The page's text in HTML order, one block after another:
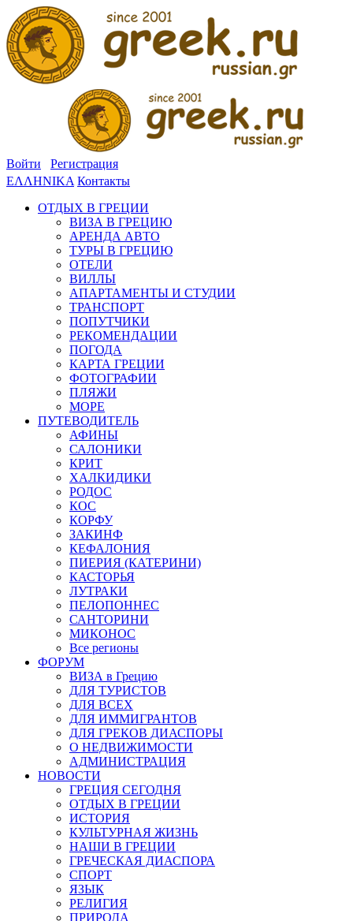
Войти
Регистрация
ΕΛΛΗΝΙΚΑ Контакты
ОТДЫХ В ГРЕЦИИ
ВИЗА В ГРЕЦИЮ
АРЕНДА АВТО
ТУРЫ В ГРЕЦИЮ
ОТЕЛИ
ВИЛЛЫ
АПАРТАМЕНТЫ И СТУДИИ
ТРАНСПОРТ
ПОПУТЧИКИ
РЕКОМЕНДАЦИИ
ПОГОДА
КАРТА ГРЕЦИИ
ФОТОГРАФИИ
ПЛЯЖИ
МОРЕ
ПУТЕВОДИТЕЛЬ
АФИНЫ
САЛОНИКИ
КРИТ
ХАЛКИДИКИ
РОДОС
КОС
КОРФУ
ЗАКИНФ
КЕФАЛОНИЯ
ПИЕРИЯ (КАТЕРИНИ)
КАСТОРЬЯ
ЛУТРАКИ
ПЕЛОПОННЕС
САНТОРИНИ
МИКОНОС
Все регионы
ФОРУМ
ВИЗА в Грецию
ДЛЯ ТУРИСТОВ
ДЛЯ ВСЕХ
ДЛЯ ИММИГРАНТОВ
ДЛЯ ГРЕКОВ ДИАСПОРЫ
О НЕДВИЖИМОСТИ
АДМИНИСТРАЦИЯ
НОВОСТИ
ГРЕЦИЯ СЕГОДНЯ
ОТДЫХ В ГРЕЦИИ
ИСТОРИЯ
КУЛЬТУРНАЯ ЖИЗНЬ
НАШИ В ГРЕЦИИ
ГРЕЧЕСКАЯ ДИАСПОРА
СПОРТ
ЯЗЫК
РЕЛИГИЯ
ПРИРОДА